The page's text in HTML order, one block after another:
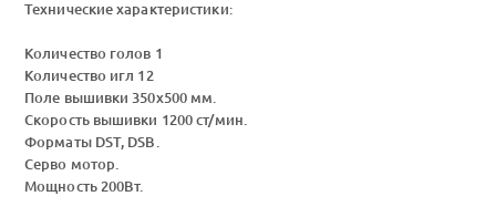
Технические характеристики:
Количество голов 1
Количество игл 12
Поле вышивки 350х500 мм.
Скорость вышивки 1200 ст/мин.
Форматы DST, DSB.
Серво мотор.
Мощность 200Вт.